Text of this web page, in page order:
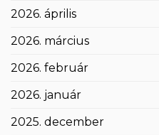
2026. április
2026. március
2026. február
2026. január
2025. december